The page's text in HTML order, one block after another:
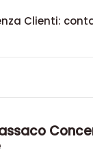
Clienti: